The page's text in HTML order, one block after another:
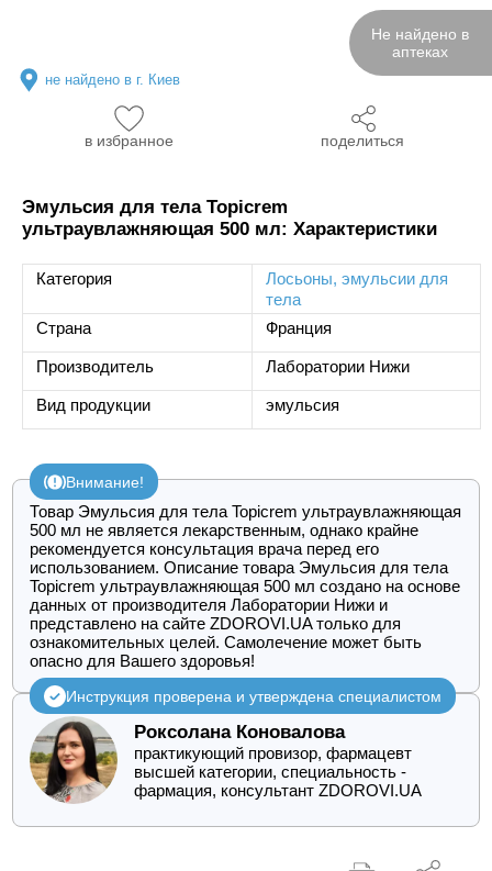
Не найдено в
аптеках
не найдено в г. Киев
в избранное поделиться
Эмульсия для тела Topicrem
ультраувлажняющая 500 мл: Характеристики
Категория
Лосьоны, эмульсии для
тела
Страна
Франция
Производитель Лаборатории Нижи
Вид продукции эмульсия
Внимание!
Товар Эмульсия для тела Topicrem ультраувлажняющая
500 мл не является лекарственным, однако крайне
рекомендуется консультация врача перед его
использованием. Описание товара Эмульсия для тела
Topicrem ультраувлажняющая 500 мл создано на основе
данных от производителя Лаборатории Нижи и
представлено на сайте ZDOROVI.UA только для
ознакомительных целей. Самолечение может быть
опасно для Вашего здоровья!
Инструкция проверена и утверждена специалистом
Роксолана Коновалова
практикующий провизор, фармацевт
высшей категории, специальность -
фармация, консультант ZDOROVI.UA